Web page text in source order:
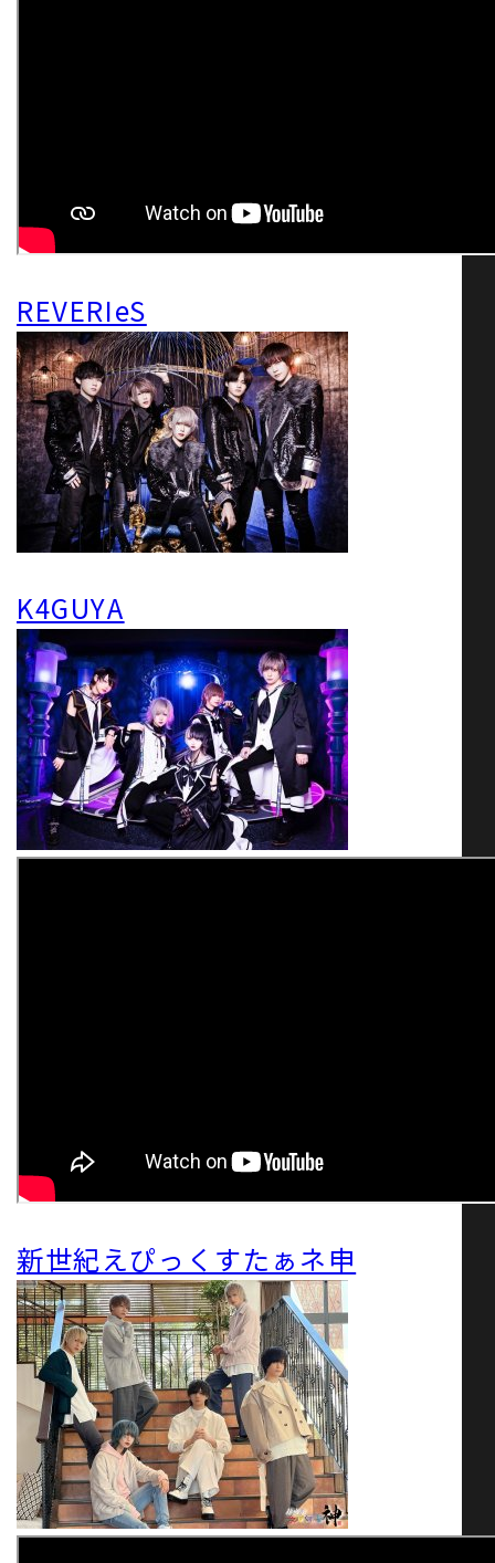
REVERIeS
K4GUYA
新世紀えぴっくすたぁネ申